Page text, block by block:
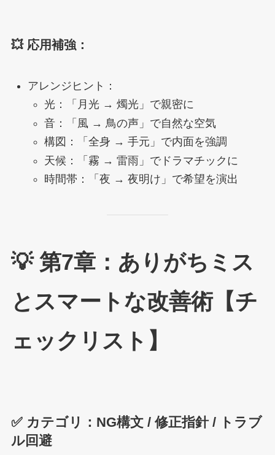
💥 応用補強：
アレンジヒント：
光：「月光 → 燭光」で親密に
音：「風 → 鳥の声」で自然な空気
構図：「全身 → 手元」で内面を強調
天候：「霧 → 雷雨」でドラマチックに
時間帯：「夜 → 夜明け」で希望を演出
💡 第7章：ありがちミス
とスマートな改善術【チ
ェックリスト】
✅ カテゴリ：NG構文 / 修正指針 / トラブ
ル回避